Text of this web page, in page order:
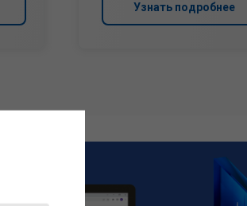
Узнать подробнее